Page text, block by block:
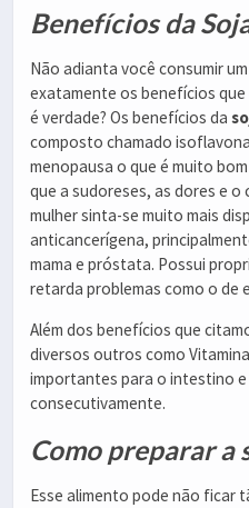
Benefícios da
Não adianta você consumir
exatamente os benefícios
é verdade? Os benefícios da
composto chamado
menopausa o que é muito
que a sudoreses, as dores e o
mulher sinta-se muito mais
anticancerígena,
mama e próstata. Possui
retarda problemas como o de
Além dos benefícios que
diversos outros como
importantes para o intestino
consecutivamente.
Como preparar a
Esse alimento pode não ficar